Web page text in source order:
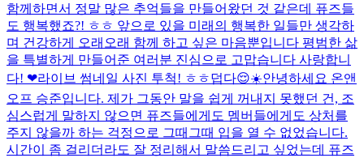
함께하면서 정말 많은 추억들을 만들어왔던 것 같은데 퓨즈들
도 행복했죠?! ㅎㅎ 앞으로 있을 미래의 행복한 일들만 생각하
며 건강하게 오래오래 함께 하고 싶은 마음뿐입니다 평범한 삶
을 특별하게 만들어준 여러분 진심으로 고맙습니다 사랑합니
다! ❤라이브 썸네일 사진 투척! ㅎㅎ덥다😌☀️안녕하세요 온앤
오프 승준입니다. 제가 그동안 말을 쉽게 꺼내지 못했던 건, 조
심스럽게 말하지 않으면 퓨즈들에게도 멤버들에게도 상처를
주지 않을까 하는 걱정으로 그때그때 입을 열 수 없었습니다.
시간이 좀 걸리더라도 잘 정리해서 말씀드리고 싶었는데 퓨즈